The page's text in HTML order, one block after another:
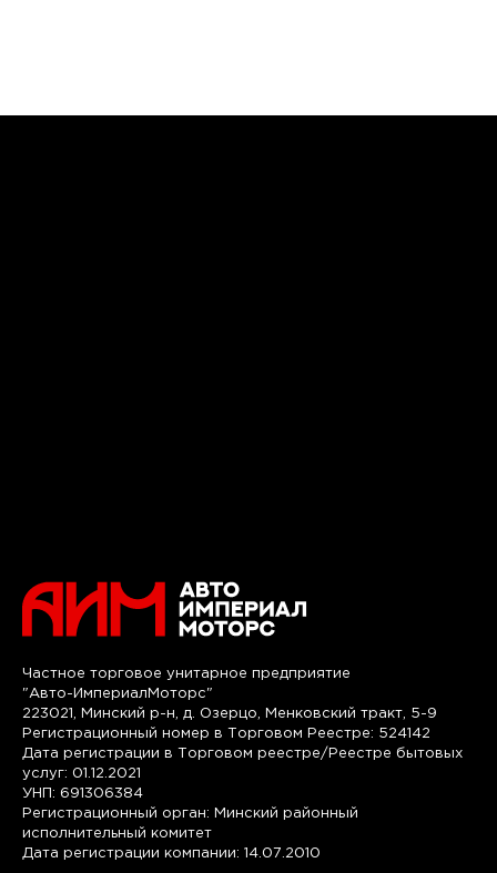
Частное торговое унитарное предприятие
"Авто-ИмпериалМоторс"
223021, Минский р-н, д. Озерцо, Менковский тракт, 5-9
Регистрационный номер в Торговом Реестре: 524142
Дата регистрации в Торговом реестре/Реестре бытовых
услуг: 01.12.2021
УНП: 691306384
Регистрационный орган: Минский районный
исполнительный комитет
Дата регистрации компании: 14.07.2010